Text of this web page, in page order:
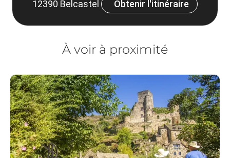
12390 Belcastel Obtenir l'itinéraire
À voir à proximité